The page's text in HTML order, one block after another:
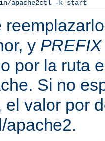
apache2ctl -k start
y PREFIX
por la ruta
Si no
el valor por
apache2.